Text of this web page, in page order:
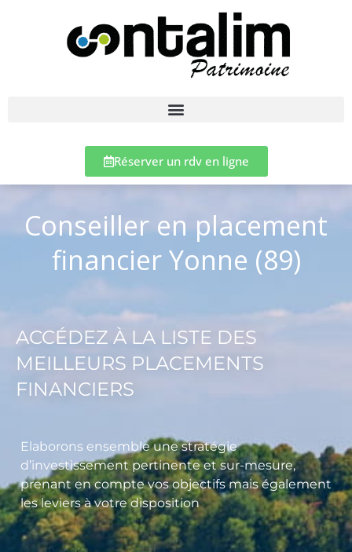
Réserver un rdv en ligne
Conseiller en placement
financier Yonne (89)
ACCÉDEZ À LA LISTE DES
MEILLEURS PLACEMENTS
FINANCIERS
Elaborons ensemble une stratégie
d’investissement pertinente et sur-mesure,
prenant en compte vos objectifs mais également
les leviers à votre disposition